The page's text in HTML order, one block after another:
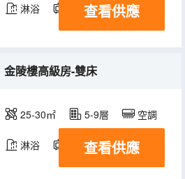
淋浴 電視機 冰箱
查看供應
金陵樓高級房-雙床
25-30㎡ 5-9層 空調
淋浴 電視機 冰箱
查看供應